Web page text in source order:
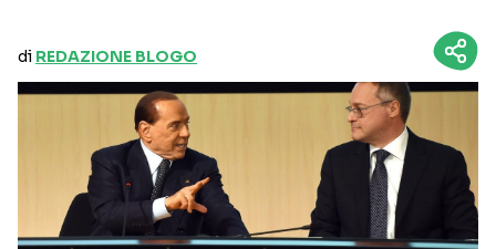
di REDAZIONE BLOGO